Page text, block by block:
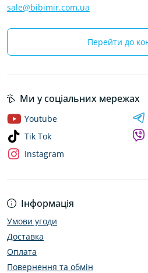
sale@bibimir.com.ua
Перейти до
Інформація
Умови угоди
Доставка
Оплата
Повернення та обмін
Ми у соціальних мережах
Youtube
Tik Tok
Instagram